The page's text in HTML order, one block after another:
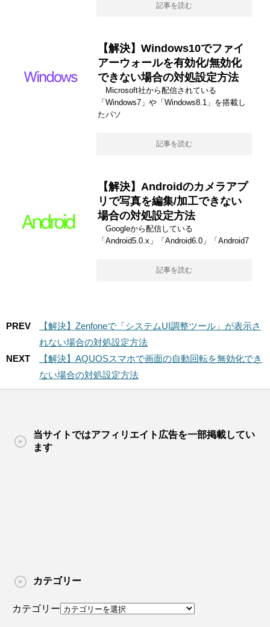
記事を読む
【解決】Windows10でファイ
アーウォールを有効化/無効化
できない場合の対処設定方法
Microsoft社から配信されている
「Windows7」や「Windows8.1」を搭載し
たパソ
記事を読む
【解決】Androidのカメラアプ
リで写真を編集/加工できない
場合の対処設定方法
Googleから配信している
「Android5.0.x」「Android6.0」「Android7
記事を読む
PREV
【解決】Zenfoneで「システムUI調整ツール」が表示さ
れない場合の対処設定方法
NEXT
【解決】AQUOSスマホで画面の自動回転を無効化でき
ない場合の対処設定方法
当サイトではアフィリエイト広告を一部掲載してい
ます
カテゴリー
カテゴリー